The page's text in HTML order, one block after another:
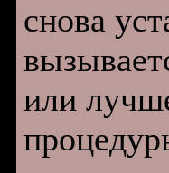
снова
или